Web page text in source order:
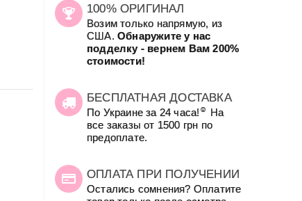
100% ОРИГИНАЛ
Возим только напрямую, из
США. Обнаружите у нас
подделку - вернем Вам 200%
стоимости!
БЕСПЛАТНАЯ ДОСТАВКА
По Украине за 24 часа! ☺
На
все заказы от 1500 грн по
предоплате.
ОПЛАТА ПРИ ПОЛУЧЕНИИ
Остались сомнения? Оплатите